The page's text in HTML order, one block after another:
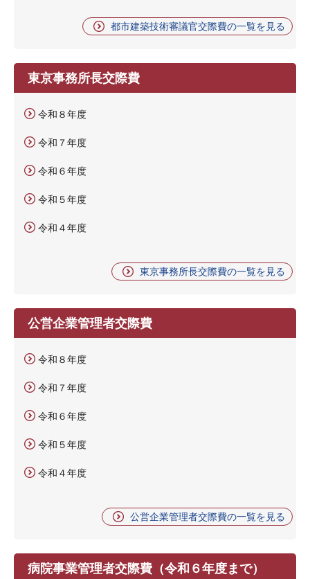
都市建築技術審議官交際費の一覧を見る
東京事務所長交際費
令和８年度
令和７年度
令和６年度
令和５年度
令和４年度
東京事務所長交際費の一覧を見る
公営企業管理者交際費
令和８年度
令和７年度
令和６年度
令和５年度
令和４年度
公営企業管理者交際費の一覧を見る
病院事業管理者交際費（令和６年度まで）